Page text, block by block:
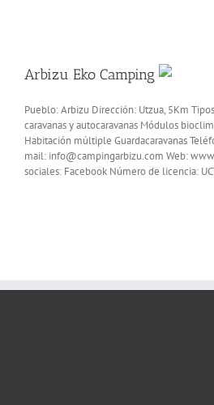
Arbizu Eko Camping
Pueblo: Arbizu Dirección: Utzua, 5Km
caravanas y autocaravanas Módulos
Habitación múltiple Guardacaravanas
mail: info@campingarbizu.com Web:
sociales: Facebook Número de licencia: